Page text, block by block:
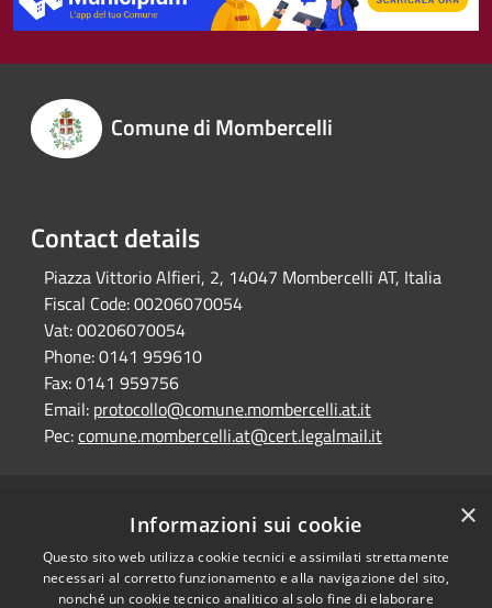
Comune di Mombercelli
Contact details
Piazza Vittorio Alfieri, 2, 14047 Mombercelli AT, Italia
Fiscal Code:00206070054
Vat:00206070054
Phone:0141 959610
Fax:0141 959756
Email: protocollo@comune.mombercelli.at.it
Pec:comune.mombercelli.at@cert.legalmail.it
Privacy
Cookie
Comune convenzionato
Astigov
Progetto|Convenzione
×
Informazioni sui cookie
Questo sito web utilizza cookie tecnici e assimilati strettamente
necessari al corretto funzionamento e alla navigazione del sito,
nonché un cookie tecnico analitico al solo fine di elaborare